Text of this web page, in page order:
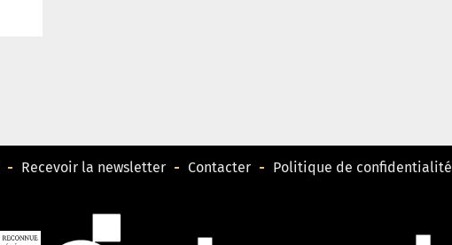
Recevoir la newsletter Contacter Politique de confidentialité